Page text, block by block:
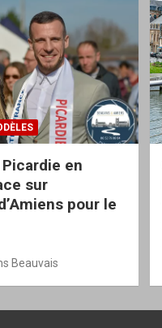
en
sur
pour le
Beauvais